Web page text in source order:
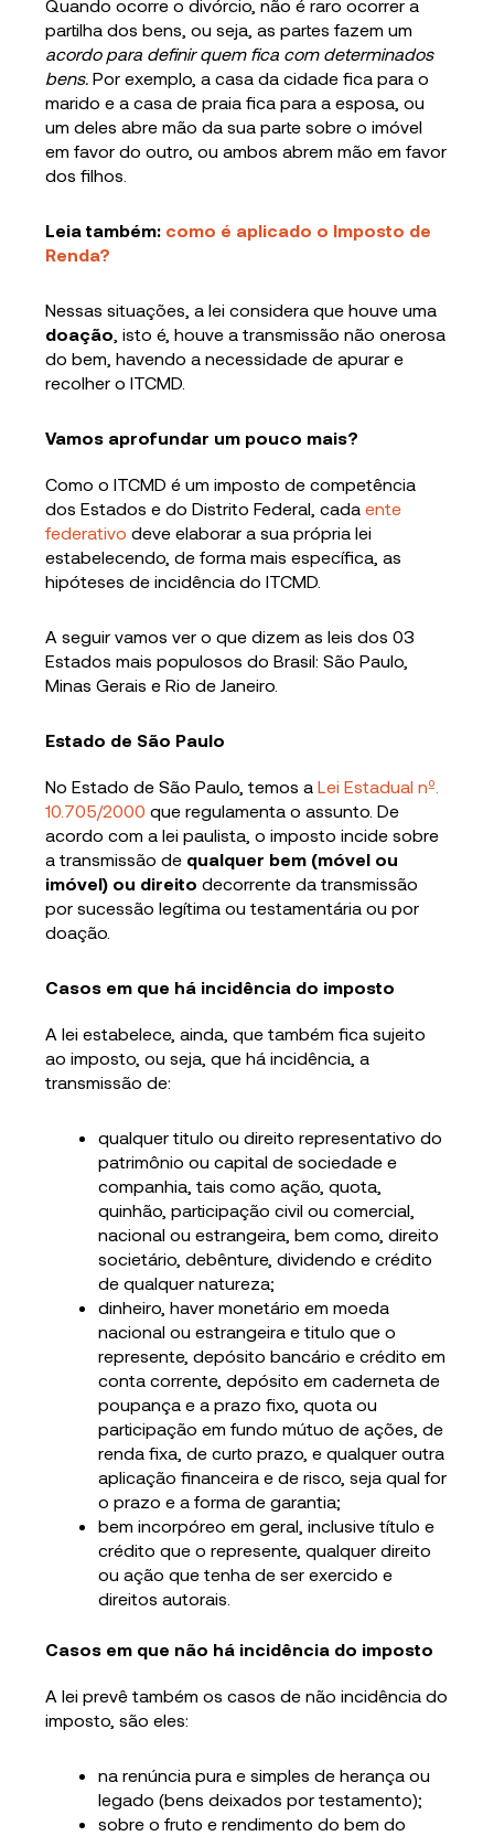
Quando ocorre o divórcio, não é raro ocorrer a
partilha dos bens, ou seja, as partes fazem um
acordo para definir quem fica com determinados
bens. Por exemplo, a casa da cidade fica para o
marido e a casa de praia fica para a esposa, ou
um deles abre mão da sua parte sobre o imóvel
em favor do outro, ou ambos abrem mão em favor
dos filhos.
Leia também: como é aplicado o Imposto de
Renda?
Nessas situações, a lei considera que houve uma
doação , isto é, houve a transmissão não onerosa
do bem, havendo a necessidade de apurar e
recolher o ITCMD.
Vamos aprofundar um pouco mais?
Como o ITCMD é um imposto de competência
dos Estados e do Distrito Federal, cadaente
federativo deve elaborar a sua própria lei
estabelecendo, de forma mais específica, as
hipóteses de incidência do ITCMD.
A seguir vamos ver o que dizem as leis dos 03
Estados mais populosos do Brasil: São Paulo,
Minas Gerais e Rio de Janeiro.
Estado de São Paulo
No Estado de São Paulo, temos aLei Estadual nº.
10.705/2000 que regulamenta o assunto. De
acordo com a lei paulista, o imposto incide sobre
a transmissão de qualquer bem (móvel ou
imóvel) ou direito decorrente da transmissão
por sucessão legítima ou testamentária ou por
doação.
Casos em que há incidência do imposto
A lei estabelece, ainda, que também fica sujeito
ao imposto, ou seja, que há incidência, a
transmissão de:
qualquer titulo ou direito representativo do
patrimônio ou capital de sociedade e
companhia, tais como ação, quota,
quinhão, participação civil ou comercial,
nacional ou estrangeira, bem como, direito
societário, debênture, dividendo e crédito
de qualquer natureza;
dinheiro, haver monetário em moeda
nacional ou estrangeira e titulo que o
represente, depósito bancário e crédito em
conta corrente, depósito em caderneta de
poupança e a prazo fixo, quota ou
participação em fundo mútuo de ações, de
renda fixa, de curto prazo, e qualquer outra
aplicação financeira e de risco, seja qual for
o prazo e a forma de garantia;
bem incorpóreo em geral, inclusive título e
crédito que o represente, qualquer direito
ou ação que tenha de ser exercido e
direitos autorais.
Casos em que não há incidência do imposto
A lei prevê também os casos de não incidência do
imposto, são eles:
na renúncia pura e simples de herança ou
legado (bens deixados por testamento);
sobre o fruto e rendimento do bem do